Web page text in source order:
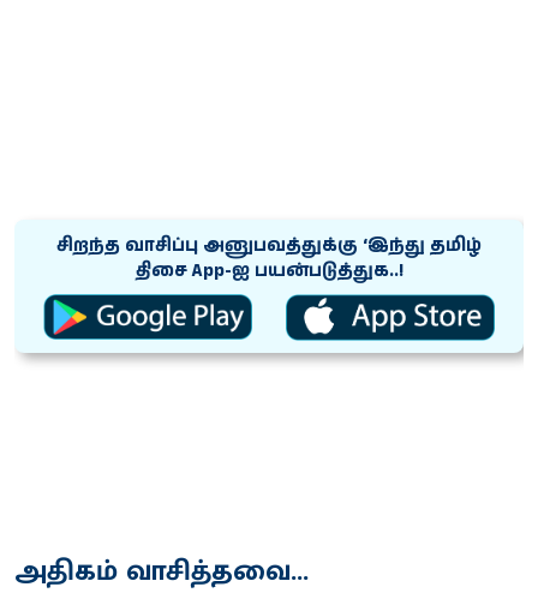
சிறந்த வாசிப்பு அனுபவத்துக்கு ‘இந்து தமிழ்
திசை App-ஐ பயன்படுத்துக..!
அதிகம் வாசித்தவை...